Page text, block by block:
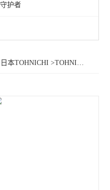
护者
日本TOHNICHI >TOHNICHI扭力螺丝刀LTD60CN,东日扭力螺丝刀LTD60CN，LTD60CN